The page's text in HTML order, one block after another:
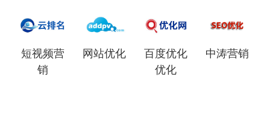
短视频营
销
网站优化
百度优化
优化
中涛营销